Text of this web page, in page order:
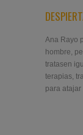
Ana Rayo
hombre,
tratasen
terapias,
para